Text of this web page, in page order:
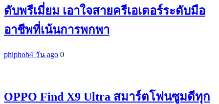
ดับพรีเมี่ยม เอาใจสายครีเอเตอร์ระดับมือ
อาชีพที่เน้นการพกพา
phiphob4 วัน ago 0
OPPO Find X9 Ultra สมาร์ตโฟนซูมดีทุก